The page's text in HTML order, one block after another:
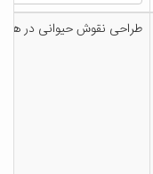
طراحی نقوش حیوانی در هنر